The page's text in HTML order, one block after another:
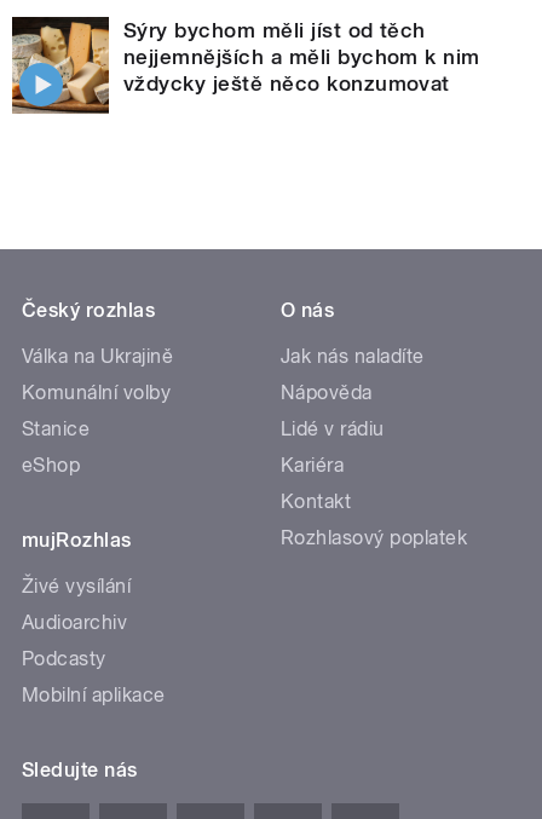
Sýry bychom měli jíst od těch
nejjemnějších a měli bychom k nim
vždycky ještě něco konzumovat
Český rozhlas
Válka na Ukrajině
Komunální volby
Stanice
eShop
mujRozhlas
Živé vysílání
Audioarchiv
Podcasty
Mobilní aplikace
O nás
Jak nás naladíte
Nápověda
Lidé v rádiu
Kariéra
Kontakt
Rozhlasový poplatek
Sledujte nás